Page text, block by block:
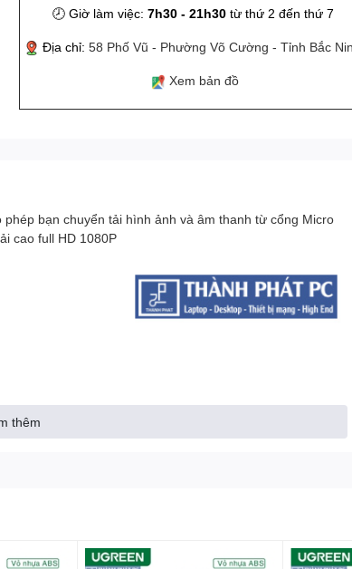
🕗 Giờ làm việc: 7h30 - 21h30từ thứ 2 đến thứ 7
Địa chỉ:58 Phố Vũ - Phường Võ Cường - Tỉnh Bắc
Xem bản đồ
bạn chuyển tải hình ảnh và âm thanh từ cổng Micro
cao full HD 1080P
thêm